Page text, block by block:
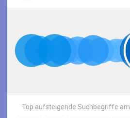
Top aufsteigende Suchbegriffe am